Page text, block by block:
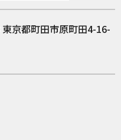
東京都町田市原町田4-16-